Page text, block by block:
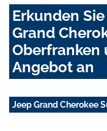
Erkunden
Grand
Oberfranken
Angebot an
Jeep Grand Cherokee